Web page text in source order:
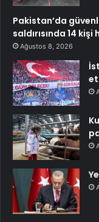
Pakistan’da
saldırısında 14
Ağustos 8, 2026